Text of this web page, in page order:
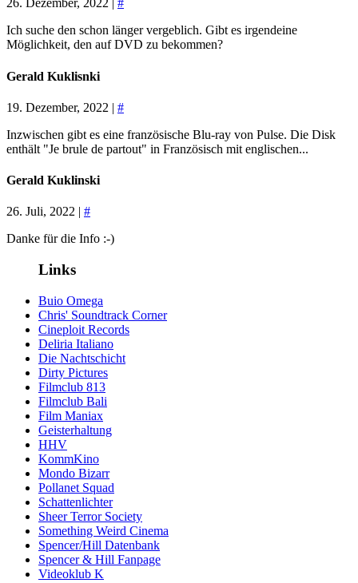
26. Dezember, 2022 | #
Ich suche den schon länger vergeblich. Gibt es irgendeine
Möglichkeit, den auf DVD zu bekommen?
Gerald Kuklisnki
19. Dezember, 2022 | #
Inzwischen gibt es eine französische Blu-ray von Pulse. Die Disk
enthält "Je brule de partout" in Französisch mit englischen...
Gerald Kuklinski
26. Juli, 2022 | #
Danke für die Info :-)
Links
Buio Omega
Chris' Soundtrack Corner
Cineploit Records
Deliria Italiano
Die Nachtschicht
Dirty Pictures
Filmclub 813
Filmclub Bali
Film Maniax
Geisterhaltung
HHV
KommKino
Mondo Bizarr
Pollanet Squad
Schattenlichter
Sheer Terror Society
Something Weird Cinema
Spencer/Hill Datenbank
Spencer & Hill Fanpage
Videoklub K